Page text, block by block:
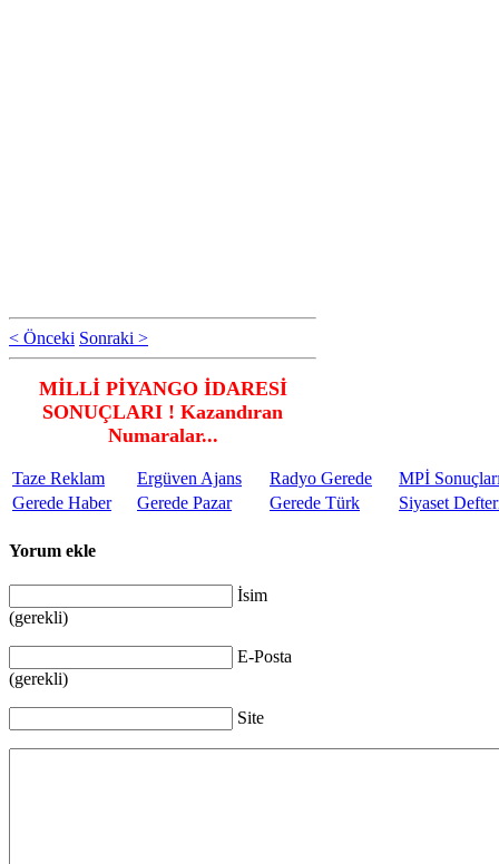
< Önceki Sonraki >
MİLLİ PİYANGO İDARESİ
SONUÇLARI ! Kazandıran
Numaralar...
Taze Reklam Ergüven Ajans Radyo Gerede
MPİ
Gerede Haber
Gerede Pazar Gerede Türk Siyaset
Yorum ekle
İsim
(gerekli)
E-Posta
(gerekli)
Site